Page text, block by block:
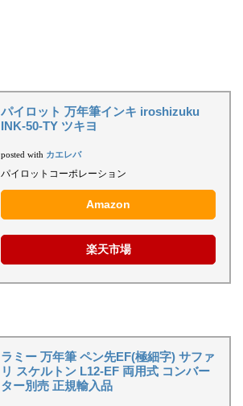
パイロット 万年筆インキ iroshizuku
INK-50-TY ツキヨ
posted with カエレバ
パイロットコーポレーション
Amazon
楽天市場
ラミー 万年筆 ペン先EF(極細字) サファ
リ スケルトン L12-EF 両用式 コンバー
ター別売 正規輸入品